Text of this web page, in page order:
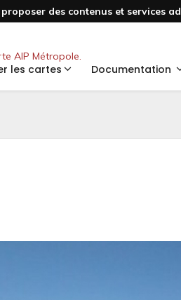
des contenus et services
AIP Métropole.
les cartes Documentation